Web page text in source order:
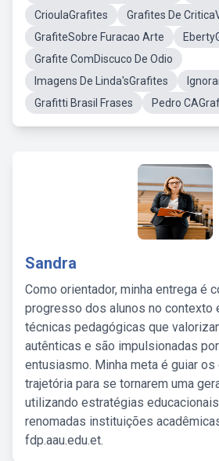
CrioulaGrafites
Grafites De
GrafiteSobre Furacao Arte
Grafite ComDiscuco De Odio
Imagens De Linda'sGrafites
Grafitti Brasil Frases
Pedro
Sandra
Como orientador, minha entrega é
progresso dos alunos no contexto
técnicas pedagógicas que
autênticas e são impulsionadas
entusiasmo. Minha meta é guiar
trajetória para se tornarem uma
utilizando estratégias
renomadas instituições
fdp.aau.edu.et.